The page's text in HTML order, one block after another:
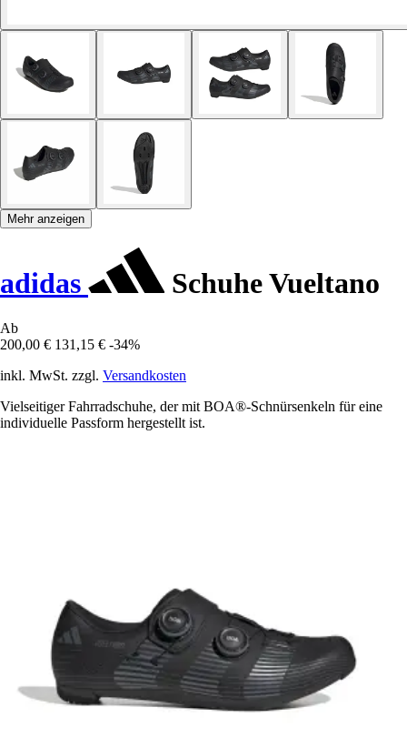
Mehr anzeigen
adidas Schuhe Vueltano
Ab
200,00 € 131,15 € -34%
inkl. MwSt. zzgl. Versandkosten
Vielseitiger Fahrradschuhe, der mit BOA®-Schnürsenkeln für eine
individuelle Passform hergestellt ist.